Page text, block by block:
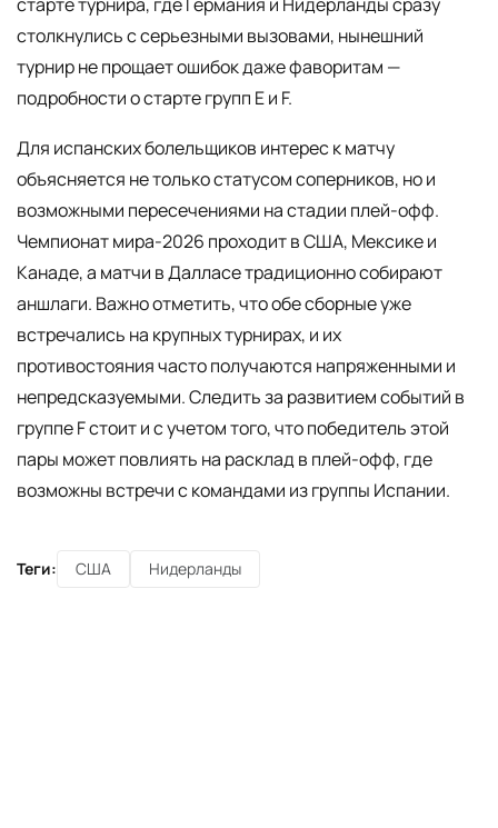
столкнулись с серьезными вызовами, нынешний
турнир не прощает ошибок даже фаворитам —
подробности о старте групп E и F.
Для испанских болельщиков интерес к матчу
объясняется не только статусом соперников, но и
возможными пересечениями на стадии плей-офф.
Чемпионат мира-2026 проходит в США, Мексике и
Канаде, а матчи в Далласе традиционно собирают
аншлаги. Важно отметить, что обе сборные уже
встречались на крупных турнирах, и их
противостояния часто получаются напряженными и
непредсказуемыми. Следить за развитием событий в
группе F стоит и с учетом того, что победитель этой
пары может повлиять на расклад в плей-офф, где
возможны встречи с командами из группы Испании.
Теги: США Нидерланды